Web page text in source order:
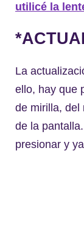
utilicé la
La
ello, hay que
de mirilla, del
de la
presionar y